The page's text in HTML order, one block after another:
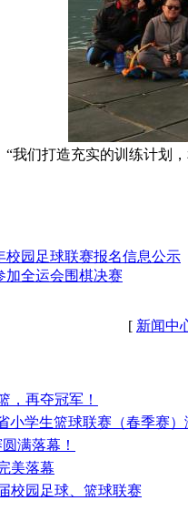
们打造充实的训练计划
校园足球联赛报名信息公示
加全运会围棋决赛
[ 新闻中
，再夺冠军！
小学生篮球联赛（春季赛）
满落幕！
美落幕
校园足球、篮球联赛